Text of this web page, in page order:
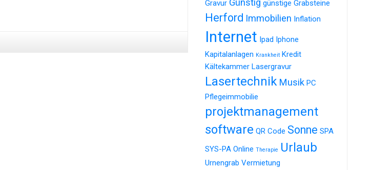
Gravur Günstig günstige Grabsteine
Herford Immobilien Inflation
Internet Ipad Iphone
Kapitalanlagen Krankheit Kredit
Kältekammer Lasergravur
Lasertechnik Musik PC
Pflegeimmobilie
projektmanagement
software QR Code Sonne SPA
SYS-PA Online Therapie Urlaub
Urnengrab Vermietung